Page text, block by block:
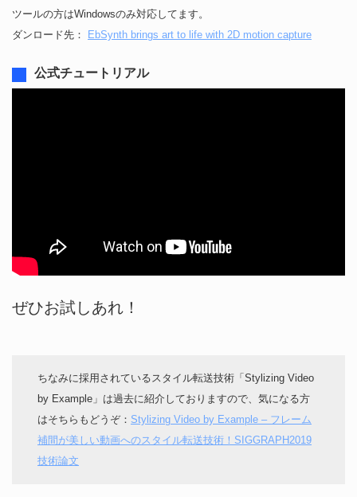
ツールの方はWindowsのみ対応してます。
ダンロード先：
EbSynth brings art to life with 2D motion capture
公式チュートリアル
ぜひお試しあれ！
ちなみに採用されているスタイル転送技術「Stylizing Video
by Example」は過去に紹介しておりますので、気になる方
はそちらもどうぞ： Stylizing Video by Example – フレーム
補間が美しい動画へのスタイル転送技術！SIGGRAPH2019
技術論文